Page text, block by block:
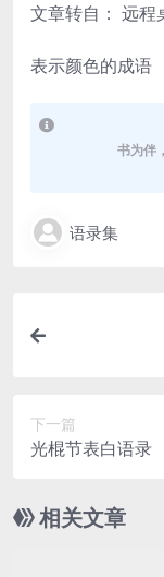
文章转自： 远程
表示颜色的成语
书为伴
语录集
下一篇
光棍节表白语录
相关文章